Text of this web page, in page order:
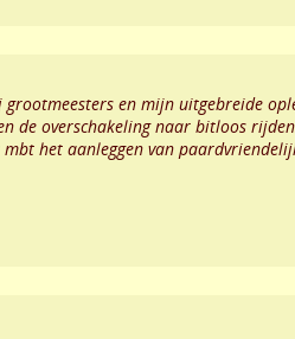
en mijn uitgebreide
de overschakeling naar bitloos
het aanleggen van